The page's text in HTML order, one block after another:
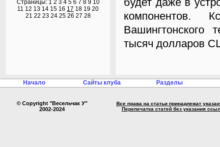
Страницы: 1 2 3 4 5 6 7 8 9 10
11 12 13 14 15 16 17 18 19 20
21 22 23 24 25 26 27 28
компонентов.
Вашингтонского
тысяч долларов
Начало Сайты клуба Разделы
© Copyright "Весельчак У"
2002-2024
Все права на статьи принадлежат
Перепечатка статей без указания